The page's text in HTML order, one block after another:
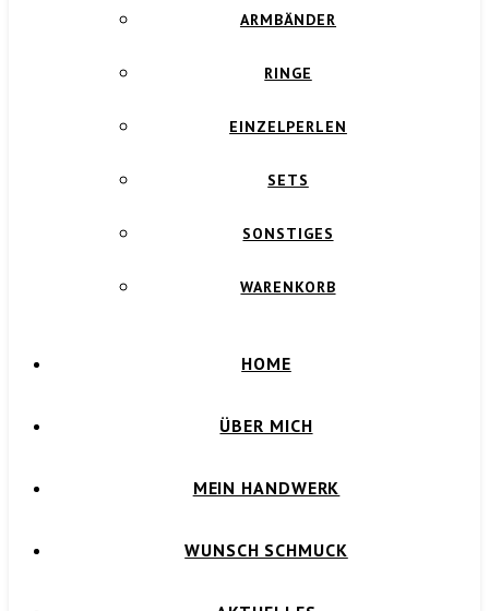
ARMBÄNDER
RINGE
EINZELPERLEN
SETS
SONSTIGES
WARENKORB
HOME
ÜBER MICH
MEIN HANDWERK
WUNSCH SCHMUCK